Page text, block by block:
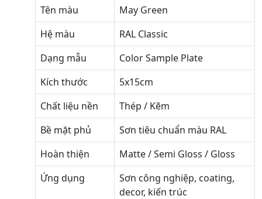
Tên màu
May Green
Hệ màu
RAL Classic
Dạng mẫu
Color Sample Plate
Kích thước
5x15cm
Chất liệu nền
Thép / Kẽm
Bề mặt phủ
Sơn tiêu chuẩn màu RAL
Hoàn thiện
Matte / Semi Gloss / Gloss
Ứng dụng
Sơn công nghiệp, coating,
decor, kiến trúc